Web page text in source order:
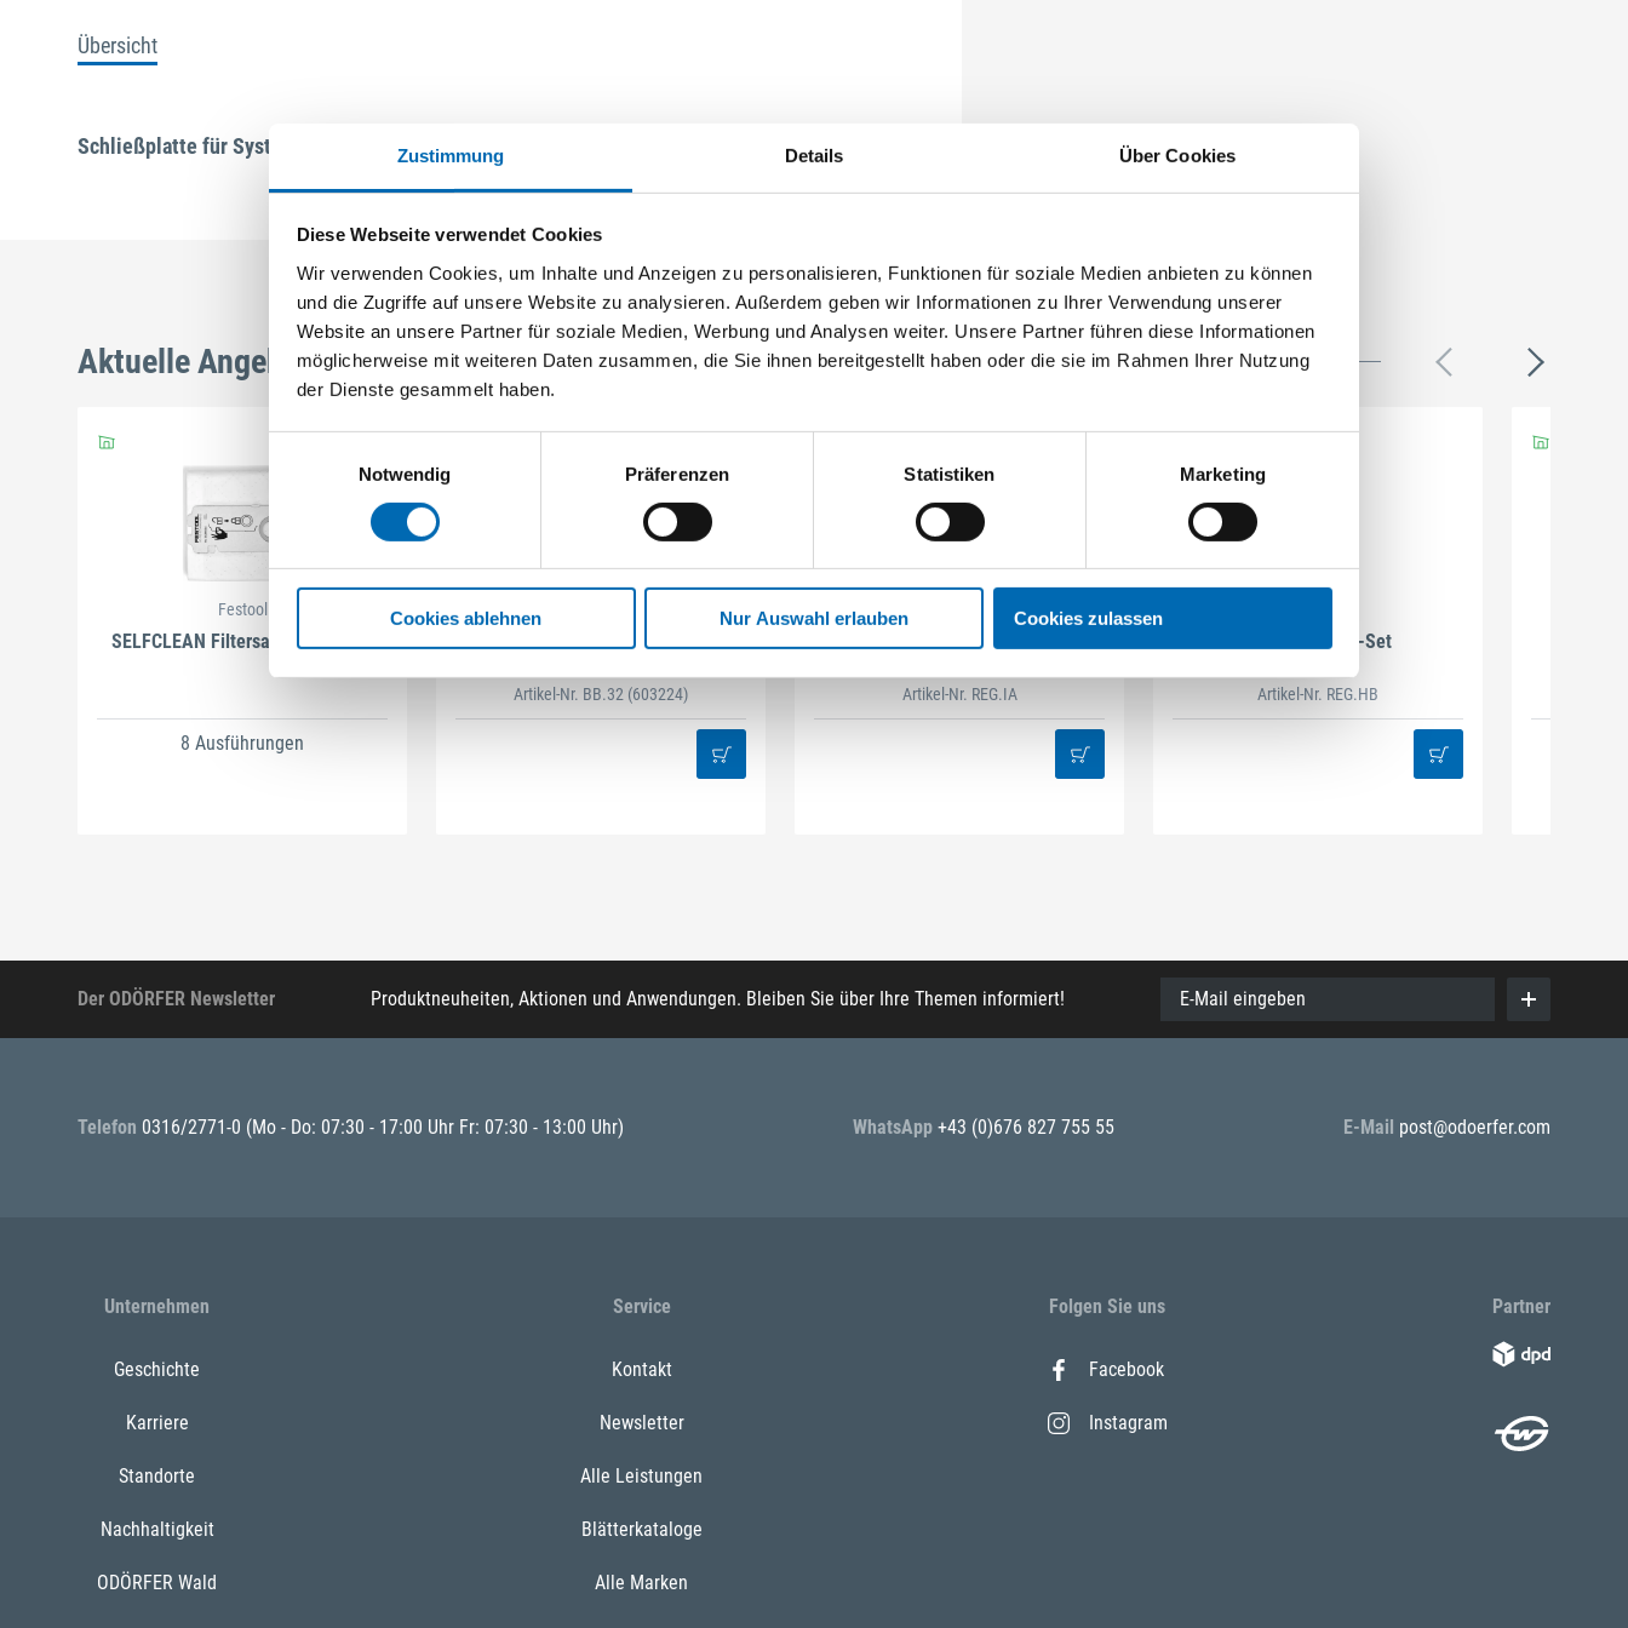
Zustimmung Details Über Cookies
Diese Webseite verwendet Cookies
Wir verwenden Cookies, um Inhalte und Anzeigen zu personalisieren, Funktionen für soziale Medien anbieten zu können
und die Zugriffe auf unsere Website zu analysieren. Außerdem geben wir Informationen zu Ihrer Verwendung unserer
Website an unsere Partner für soziale Medien, Werbung und Analysen weiter. Unsere Partner führen diese Informationen
möglicherweise mit weiteren Daten zusammen, die Sie ihnen bereitgestellt haben oder die sie im Rahmen Ihrer Nutzung
der Dienste gesammelt haben.
Notwendig
Präferenzen Statistiken Marketing
Cookies ablehnen Nur Auswahl erlauben Cookies zulassen
Übersicht
Schließplatte für Systembodenschwelle Nutlage=9mm 1-flg.
Aktuelle Angebote
Festool
SELFCLEAN Filtersack SC FIS-CT
8 Ausführungen
Bit-Box 32-tlg Mix
Artikel-Nr. BB.32 (603224)
Innenausbau Regal-Set
Artikel-Nr. REG.IA
Holzbau Regal-Set
Artikel-Nr. REG.HB
Der ODÖRFER Newsletter Produktneuheiten, Aktionen und Anwendungen. Bleiben Sie über Ihre Themen informiert! E-Mail eingeben
Telefon 0316/2771-0 (Mo - Do: 07:30 - 17:00 Uhr Fr: 07:30 - 13:00 Uhr) WhatsApp +43 (0)676 827 755 55 E-Mail post@odoerfer.com
Unternehmen
Geschichte
Karriere
Standorte
Nachhaltigkeit
ODÖRFER Wald
Service
Kontakt
Newsletter
Alle Leistungen
Blätterkataloge
Alle Marken
Folgen Sie uns
Facebook
Instagram
Partner